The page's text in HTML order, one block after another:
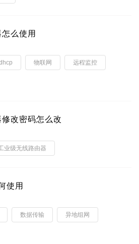
么使用
物联网 远程监控
改密码怎么改
业级无线路由器
使用
数据传输 异地组网